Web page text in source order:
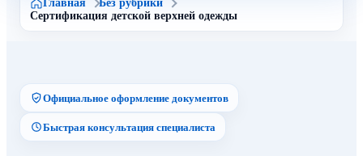
Главная
Без рубрики
Сертификация детской верхней одежды
Официальное оформление документов
Быстрая консультация специалиста